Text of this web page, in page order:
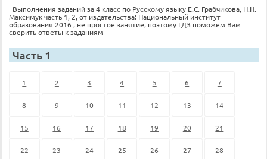
Выполнения заданий за 4 класс по Русскому языку Е.С. Грабчикова, Н.Н.
Максимук часть 1, 2, от издательства: Национальный институт
образования 2016 , не простое занятие, поэтому ГДЗ поможем Вам
сверить ответы к заданиям
Часть 1
1 2 3 4 5 6 7
8 9 10 11 12 13 14
15 16 17 18 19 20 21
22 23 24 25 26 27 28